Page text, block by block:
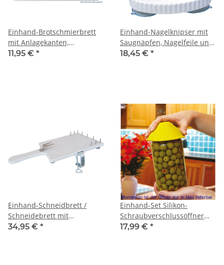
Einhand-Brotschmierbrett
mit Anlagekanten,
Frühstücksbrett
11,95 € *
Einhand-Nagelknipser mit
Saugnäpfen, Nagelfeile und
Lupe
18,45 € *
Einhand-Schneidbrett /
Schneidebrett mit
Haltestiften, Gabel
34,95 € *
Einhand-Set Silikon-
Schraubverschlussöffner
und Unterlage
17,99 € *